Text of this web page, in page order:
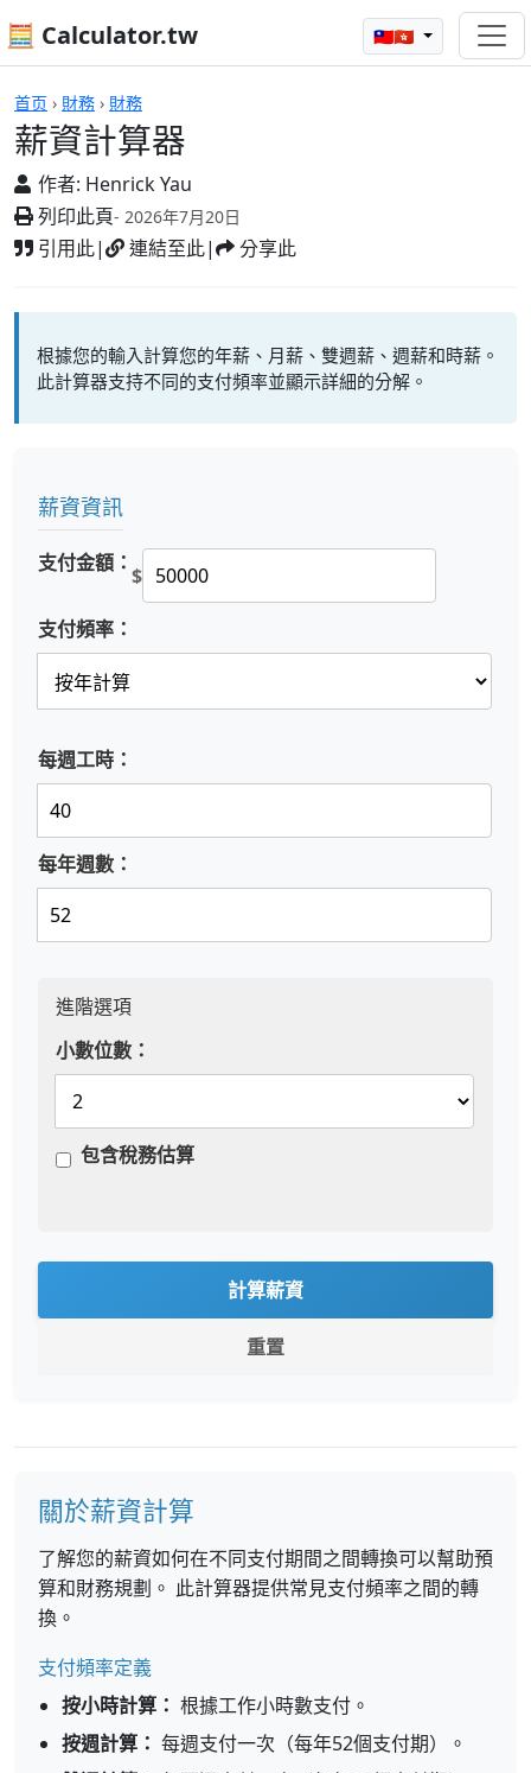
🧮 Calculator.tw 🇹🇼🇭🇰
首页 › 財務 › 財務
薪資計算器
作者: Henrick Yau
列印此頁- 2026年7月20日
引用此| 連結至此| 分享此
計算機
根據您的輸入計算您的年薪、月薪、雙週薪、週薪和時薪。
此計算器支持不同的支付頻率並顯示詳細的分解。
薪資資訊
支付金額： $
支付頻率：
每週工時：
每年週數：
進階選項
小數位數：
包含稅務估算
計算薪資
重置
關於薪資計算
了解您的薪資如何在不同支付期間之間轉換可以幫助預
算和財務規劃。 此計算器提供常見支付頻率之間的轉
換。
支付頻率定義
按小時計算： 根據工作小時數支付。
按週計算： 每週支付一次（每年52個支付期）。